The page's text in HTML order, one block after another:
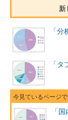
新
「
「
「